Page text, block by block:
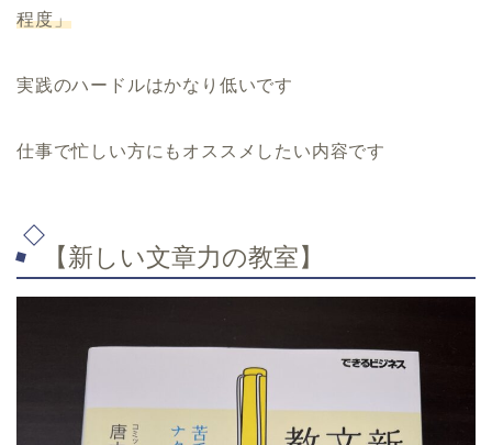
程度」
実践のハードルはかなり低いです
仕事で忙しい方にもオススメしたい内容です
【新しい文章力の教室】